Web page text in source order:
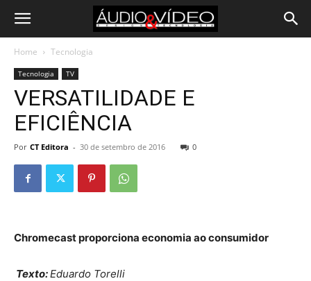
Home Tecnologia
Tecnologia TV
VERSATILIDADE E
EFICIÊNCIA
Por CT Editora - 30 de setembro de 2016 0
Chromecast proporciona economia ao consumidor
Texto:Eduardo Torelli